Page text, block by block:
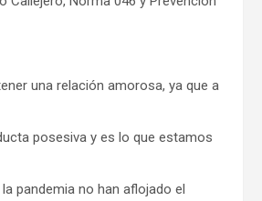
una relación amorosa, ya que a
posesiva y es lo que estamos
pandemia no han aflojado el